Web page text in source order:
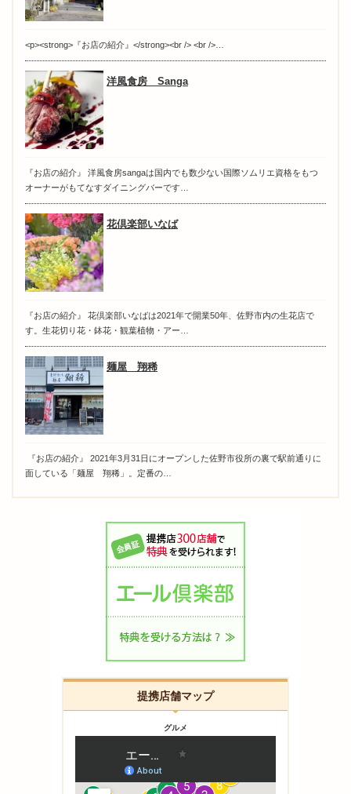
<p><strong>『お店の紹介』</strong><br /> <br />…
洋風食房 Sanga
『お店の紹介』 洋風食房sangaは国内でも数少ない国際ソムリエ資格をもつ
オーナーがもてなすダイニングバーです…
花倶楽部いなば
『お店の紹介』 花倶楽部いなばは2021年で開業50年、佐野市内の生花店で
す。生花切り花・鉢花・観葉植物・アー…
麺屋 翔稀
『お店の紹介』 2021年3月31日にオープンした佐野市役所の裏で駅前通りに
面している「麺屋 翔稀」。定番の…
提携店舗マップ
グルメ